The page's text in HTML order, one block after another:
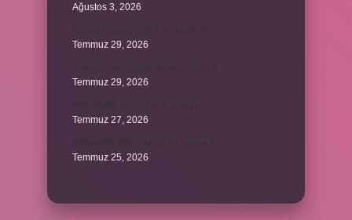
Ağustos 3, 2026
Temmuz 29, 2026
Temmuz 29, 2026
Temmuz 27, 2026
Temmuz 25, 2026